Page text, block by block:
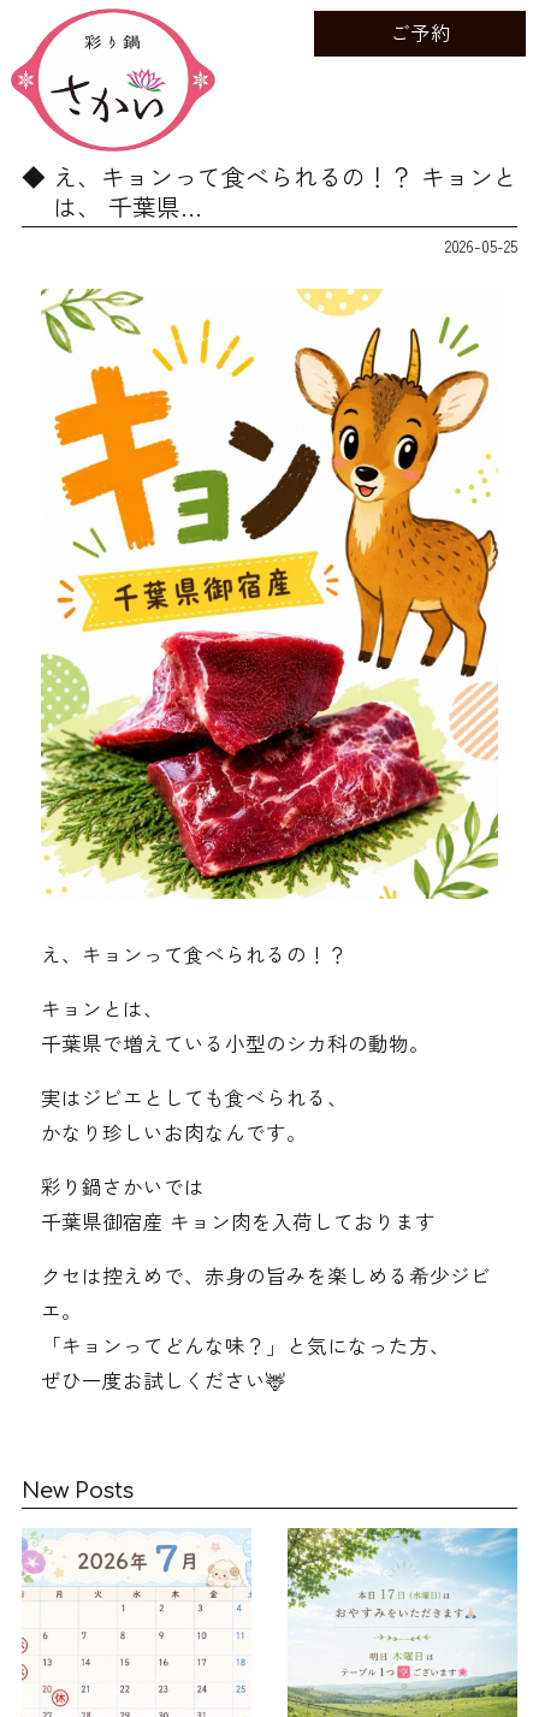
ご予約
え、キョンって食べられるの！？ キョンと
は、 千葉県…
2026-05-25
え、キョンって食べられるの！？
キョンとは、
千葉県で増えている小型のシカ科の動物。
実はジビエとしても食べられる、
かなり珍しいお肉なんです。
彩り鍋さかいでは
千葉県御宿産 キョン肉を入荷しております
クセは控えめで、赤身の旨みを楽しめる希少ジビ
エ。
「キョンってどんな味？」と気になった方、
ぜひ一度お試しください🦌
New Posts